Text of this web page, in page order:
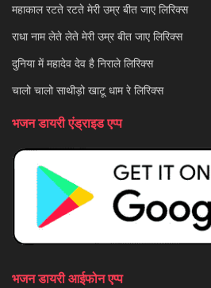
महाकाल रटते रटते मेरी उम्र बीत जाए लिरिक्स
राधा नाम लेते लेते मेरी उम्र बीत जाए लिरिक्स
दुनिया में महादेव देव है निराले लिरिक्स
चालो चालो साथीड़ो खाटू धाम रे लिरिक्स
भजन डायरी एंड्राइड एप्प
भजन डायरी आईफोन एप्प